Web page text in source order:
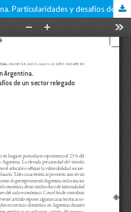
El servicio doméstico en Argentina. Particularidades y desafíos de un sector relegado (2004-2012)